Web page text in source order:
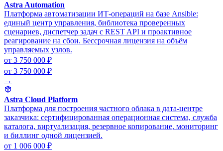
Astra Automation
Платформа автоматизации ИТ-операций на базе Ansible:
единый центр управления, библиотека проверенных
сценариев, диспетчер задач с REST API и проактивное
реагирование на сбои. Бессрочная лицензия на объём
управляемых узлов.
от 3 750 000 ₽
от 3 750 000 ₽
→
Astra Cloud Platform
Платформа для построения частного облака в дата-центре
заказчика: сертифицированная операционная система, служба
каталога, виртуализация, резервное копирование, мониторинг
и биллинг одной лицензией.
от 1 006 000 ₽